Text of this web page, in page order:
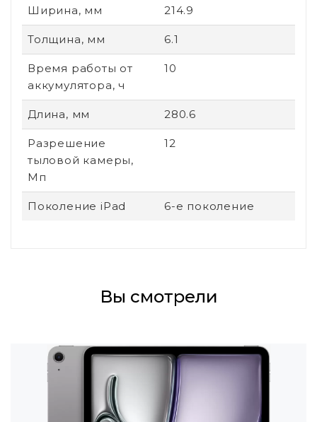
Ширина, мм 214.9
Толщина, мм 6.1
Время работы от
аккумулятора, ч
10
Длина, мм 280.6
Разрешение
тыловой камеры,
Мп
12
Поколение iPad 6-е поколение
Вы смотрели